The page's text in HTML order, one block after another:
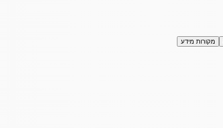
מקורות מידע